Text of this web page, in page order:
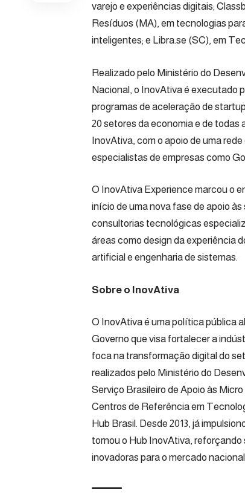
varejo e experiências digitais;
Resíduos (MA), em tecnologias
inteligentes; e Libra.se (SC), em
Realizado pelo Ministério do
Nacional, o InovAtiva é executado
programas de aceleração de
20 setores da economia e de todas
InovAtiva, com o apoio de uma
especialistas de empresas como
O InovAtiva Experience marcou o
início de uma nova fase de apoio
consultorias tecnológicas
áreas como design da experiência
artificial e engenharia de sistemas.
Sobre o InovAtiva
O InovAtiva é uma política pública
Governo que visa fortalecer a
foca na transformação digital do
realizados pelo Ministério do
Serviço Brasileiro de Apoio às
Centros de Referência em
Hub Brasil. Desde 2013, já
tornou o Hub InovAtiva, reforçando
inovadoras para o mercado